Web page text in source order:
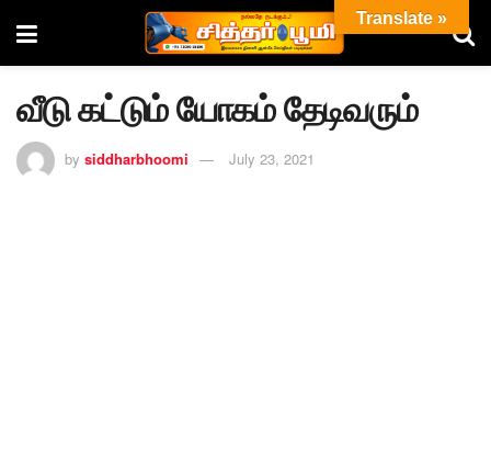
வீடு கட்டும் யோகம் தேடிவரும்
by siddharbhoomi July 23, 2021
Translate »